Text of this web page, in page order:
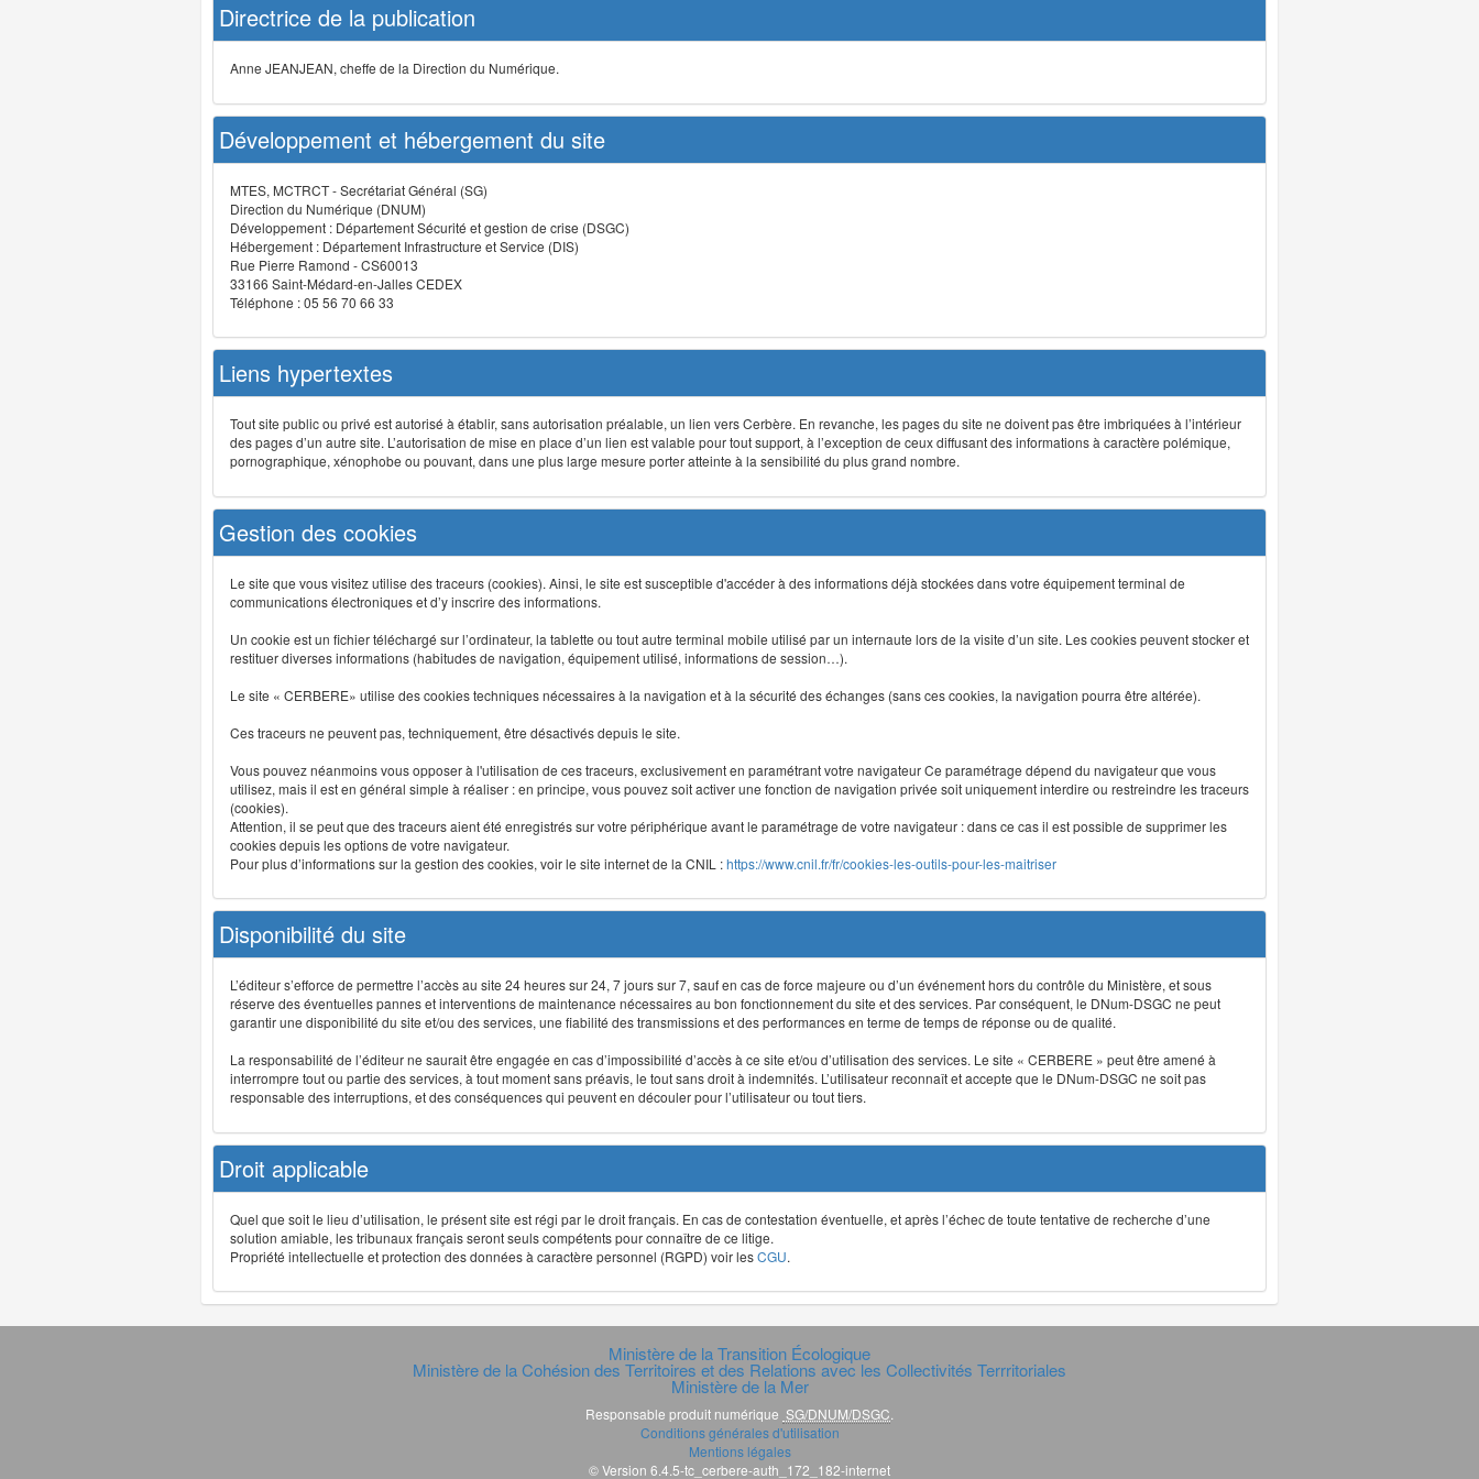
Directrice de la publication
Anne JEANJEAN, cheffe de la Direction du Numérique.
Développement et hébergement du site
MTES, MCTRCT - Secrétariat Général (SG)
Direction du Numérique (DNUM)
Développement : Département Sécurité et gestion de crise (DSGC)
Hébergement : Département Infrastructure et Service (DIS)
Rue Pierre Ramond - CS60013
33166 Saint-Médard-en-Jalles CEDEX
Téléphone : 05 56 70 66 33
Liens hypertextes
Tout site public ou privé est autorisé à établir, sans autorisation préalable, un lien vers Cerbère. En revanche, les pages du site ne doivent pas être imbriquées à l’intérieur
des pages d’un autre site. L’autorisation de mise en place d’un lien est valable pour tout support, à l’exception de ceux diffusant des informations à caractère polémique,
pornographique, xénophobe ou pouvant, dans une plus large mesure porter atteinte à la sensibilité du plus grand nombre.
Gestion des cookies
Le site que vous visitez utilise des traceurs (cookies). Ainsi, le site est susceptible d'accéder à des informations déjà stockées dans votre équipement terminal de
communications électroniques et d’y inscrire des informations.
Un cookie est un fichier téléchargé sur l’ordinateur, la tablette ou tout autre terminal mobile utilisé par un internaute lors de la visite d’un site. Les cookies peuvent stocker et
restituer diverses informations (habitudes de navigation, équipement utilisé, informations de session…).
Le site « CERBERE» utilise des cookies techniques nécessaires à la navigation et à la sécurité des échanges (sans ces cookies, la navigation pourra être altérée).
Ces traceurs ne peuvent pas, techniquement, être désactivés depuis le site.
Vous pouvez néanmoins vous opposer à l'utilisation de ces traceurs, exclusivement en paramétrant votre navigateur Ce paramétrage dépend du navigateur que vous
utilisez, mais il est en général simple à réaliser : en principe, vous pouvez soit activer une fonction de navigation privée soit uniquement interdire ou restreindre les traceurs
(cookies).
Attention, il se peut que des traceurs aient été enregistrés sur votre périphérique avant le paramétrage de votre navigateur : dans ce cas il est possible de supprimer les
cookies depuis les options de votre navigateur.
Pour plus d’informations sur la gestion des cookies, voir le site internet de la CNIL :https://www.cnil.fr/fr/cookies-les-outils-pour-les-maitriser
Disponibilité du site
L’éditeur s’efforce de permettre l’accès au site 24 heures sur 24, 7 jours sur 7, sauf en cas de force majeure ou d’un événement hors du contrôle du Ministère, et sous
réserve des éventuelles pannes et interventions de maintenance nécessaires au bon fonctionnement du site et des services. Par conséquent, le DNum-DSGC ne peut
garantir une disponibilité du site et/ou des services, une fiabilité des transmissions et des performances en terme de temps de réponse ou de qualité.
La responsabilité de l’éditeur ne saurait être engagée en cas d’impossibilité d’accès à ce site et/ou d’utilisation des services. Le site « CERBERE » peut être amené à
interrompre tout ou partie des services, à tout moment sans préavis, le tout sans droit à indemnités. L’utilisateur reconnaît et accepte que le DNum-DSGC ne soit pas
responsable des interruptions, et des conséquences qui peuvent en découler pour l’utilisateur ou tout tiers.
Droit applicable
Quel que soit le lieu d’utilisation, le présent site est régi par le droit français. En cas de contestation éventuelle, et après l’échec de toute tentative de recherche d’une
solution amiable, les tribunaux français seront seuls compétents pour connaître de ce litige.
Propriété intellectuelle et protection des données à caractère personnel (RGPD) voir lesCGU.
Ministère de la Transition Écologique
Ministère de la Cohésion des Territoires et des Relations avec les Collectivités Terrritoriales
Ministère de la Mer
Responsable produit numérique SG/DNUM/DSGC
Conditions générales d'utilisation
Mentions légales
© Version 6.4.5-tc_cerbere-auth_172_182-internet